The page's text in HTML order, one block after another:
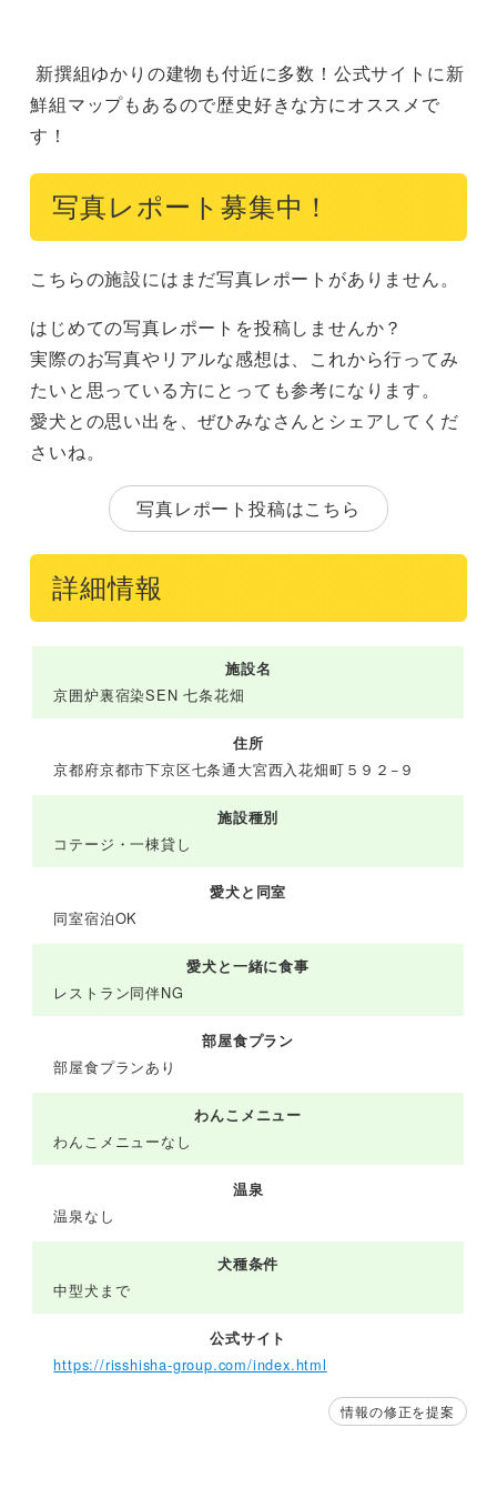
鮮組マップもあるので歴史好きな方にオススメで
す！
写真レポート募集中！
こちらの施設にはまだ写真レポートがありません。
はじめての写真レポートを投稿しませんか？
実際のお写真やリアルな感想は、これから行ってみ
たいと思っている方にとっても参考になります。
愛犬との思い出を、ぜひみなさんとシェアしてくだ
さいね。
写真レポート投稿はこちら
詳細情報
施設名
京囲炉裏宿染SEN 七条花畑
住所
京都府京都市下京区七条通大宮西入花畑町５９２−９
施設種別
コテージ・一棟貸し
愛犬と同室
同室宿泊OK
愛犬と一緒に食事
レストラン同伴NG
部屋食プラン
部屋食プランあり
わんこメニュー
わんこメニューなし
温泉
温泉なし
犬種条件
中型犬まで
公式サイト
https://risshisha-group.com/index.html
情報の修正を提案